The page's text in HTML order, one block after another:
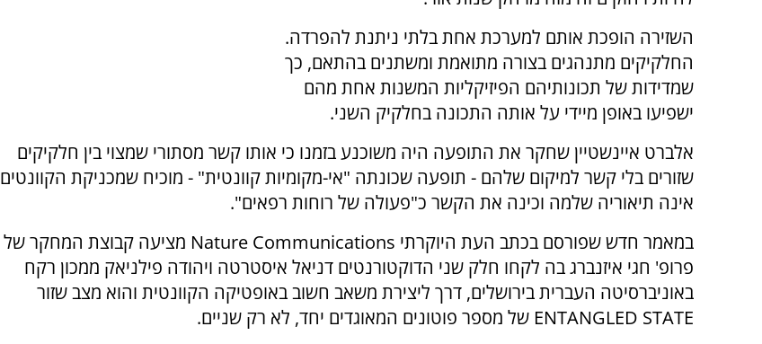
השזירה הופכת אותם למערכת אחת בלתי ניתנת להפרדה.
החלקיקים מתנהגים בצורה מתואמת ומשתנים בהתאם, כך
שמדידות של תכונותיהם הפיזיקליות המשנות אחת מהם
ישפיעו באופן מיידי על אותה התכונה בחלקיק השני.
אלברט איינשטיין שחקר את התופעה היה משוכנע בזמנו כי אותו קשר מסתורי שמצוי בין חלקיקים
שזורים בלי קשר למיקום שלהם - תופעה שכונתה "אי-מקומיות קוונטית" - מוכיח שמכניקת הקוונטים
אינה תיאוריה שלמה וכינה את הקשר כ"פעולה של רוחות רפאים".
במאמר חדש שפורסם בכתב העת היוקרתי Nature Communications מציעה קבוצת המחקר של
פרופ' חגי איזנברג בה לקחו חלק שני הדוקטורנטים דניאל איסטרטה ויהודה פילניאק ממכון רקח
באוניברסיטה העברית בירושלים, דרך ליצירת משאב חשוב באופטיקה הקוונטית והוא מצב שזור
ENTANGLED STATE של מספר פוטונים המאוגדים יחד, לא רק שניים.